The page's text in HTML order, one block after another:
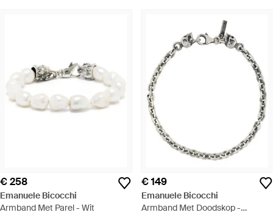
€ 258
Emanuele Bicocchi
Armband Met Parel - Wit
€ 149
Emanuele Bicocchi
Armband Met Doodskop -